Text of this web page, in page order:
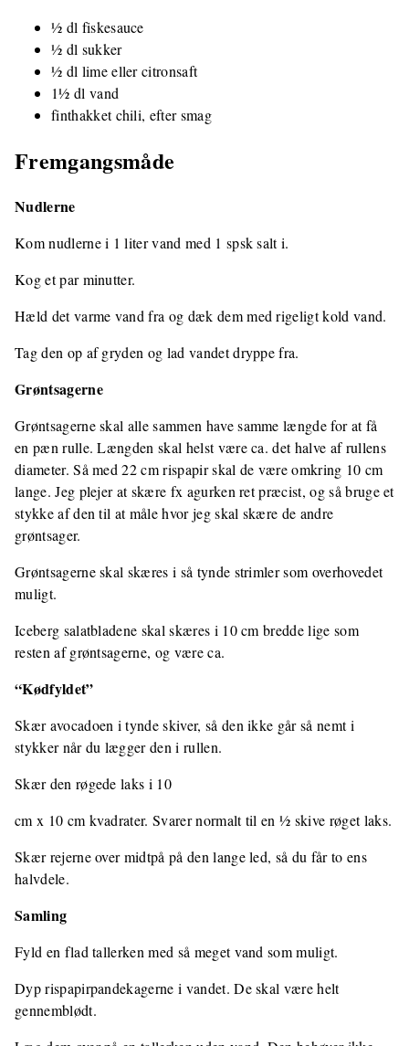
½ dl fiskesauce
½ dl sukker
½ dl lime eller citronsaft
1½ dl vand
finthakket chili, efter smag
Fremgangsmåde
Nudlerne
Kom nudlerne i 1 liter vand med 1 spsk salt i.
Kog et par minutter.
Hæld det varme vand fra og dæk dem med rigeligt kold vand.
Tag den op af gryden og lad vandet dryppe fra.
Grøntsagerne
Grøntsagerne skal alle sammen have samme længde for at få
en pæn rulle. Længden skal helst være ca. det halve af rullens
diameter. Så med 22 cm rispapir skal de være omkring 10 cm
lange. Jeg plejer at skære fx agurken ret præcist, og så bruge et
stykke af den til at måle hvor jeg skal skære de andre
grøntsager.
Grøntsagerne skal skæres i så tynde strimler som overhovedet
muligt.
Iceberg salatbladene skal skæres i 10 cm bredde lige som
resten af grøntsagerne, og være ca.
“Kødfyldet”
Skær avocadoen i tynde skiver, så den ikke går så nemt i
stykker når du lægger den i rullen.
Skær den røgede laks i 10
cm x 10 cm kvadrater. Svarer normalt til en ½ skive røget laks.
Skær rejerne over midtpå på den lange led, så du får to ens
halvdele.
Samling
Fyld en flad tallerken med så meget vand som muligt.
Dyp rispapirpandekagerne i vandet. De skal være helt
gennemblødt.